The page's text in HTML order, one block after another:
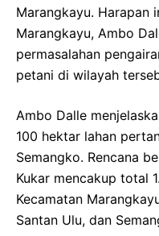
Marangkayu. Harapan
Marangkayu, Ambo
permasalahan
petani di wilayah
Ambo Dalle
100 hektar lahan
Semangko. Rencana
Kukar mencakup total
Kecamatan
Santan Ulu, dan